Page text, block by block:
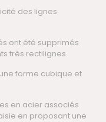
des lignes
ont été supprimés
très rectilignes.
forme cubique et
en acier associés
en proposant une